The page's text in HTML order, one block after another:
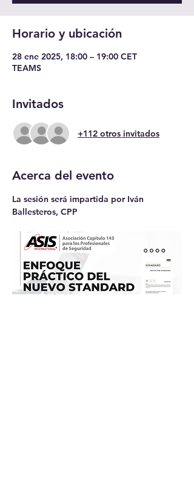
Horario y ubicación
28 ene 2025, 18:00 – 19:00 CET
TEAMS
Invitados
+112 otros invitados
Acerca del evento
La sesión será impartida por Iván
Ballesteros, CPP